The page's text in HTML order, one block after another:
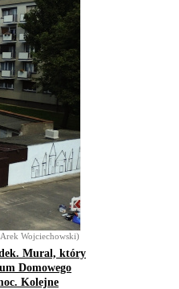
Wojciechowski)
Mural, który
Domowego
Kolejne